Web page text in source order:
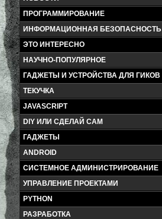
ПРОГРАММИРОВАНИЕ
ИНФОРМАЦИОННАЯ БЕЗОПАСНОСТЬ
ЭТО ИНТЕРЕСНО
НАУЧНО-ПОПУЛЯРНОЕ
ГАДЖЕТЫ И УСТРОЙСТВА ДЛЯ ГИКОВ
ТЕКУЧКА
JAVASCRIPT
DIY ИЛИ СДЕЛАЙ САМ
ГАДЖЕТЫ
ANDROID
СИСТЕМНОЕ АДМИНИСТРИРОВАНИЕ
УПРАВЛЕНИЕ ПРОЕКТАМИ
PYTHON
РАЗРАБОТКА